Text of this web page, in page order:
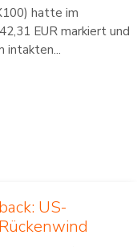
hatte im
EUR markiert und
intakten...
US-